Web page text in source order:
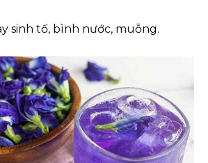
sinh tố, bình nước, muỗng.